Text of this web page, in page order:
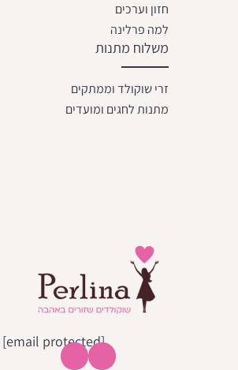
חזון וערכים
למה פרלינה
משלוח מתנות
זרי שוקולד וממתקים
מתנות לחגים ומועדים
[email protected]